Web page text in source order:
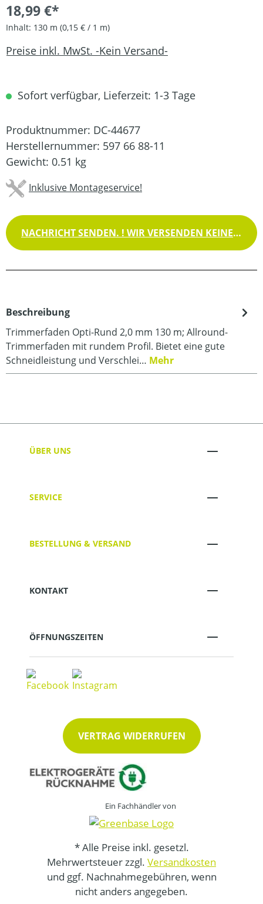
18,99 €*
Inhalt: 130 m (0,15 € / 1 m)
Preise inkl. MwSt. -Kein Versand-
Sofort verfügbar, Lieferzeit: 1-3 Tage
Produktnummer: DC-44677
Herstellernummer: 597 66 88-11
Gewicht: 0.51 kg
Inklusive Montageservice!
NACHRICHT SENDEN. ! WIR VERSENDEN KEINE WAREN !
Beschreibung
Trimmerfaden Opti-Rund 2,0 mm 130 m; Allround-
Trimmerfaden mit rundem Profil. Bietet eine gute
Schneidleistung und Verschlei… Mehr
ÜBER UNS
SERVICE
BESTELLUNG & VERSAND
KONTAKT
ÖFFNUNGSZEITEN
VERTRAG WIDERRUFEN
Ein Fachhändler von
* Alle Preise inkl. gesetzl.
Mehrwertsteuer zzgl. Versandkosten
und ggf. Nachnahmegebühren, wenn
nicht anders angegeben.